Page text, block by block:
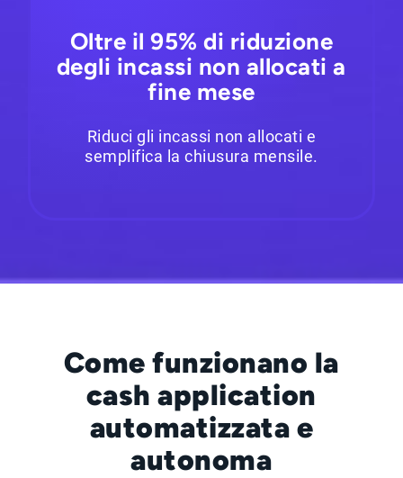
Oltre il 95% di riduzione
degli incassi non allocati a
fine mese
Riduci gli incassi non allocati e
semplifica la chiusura mensile.
Come funzionano la
cash application
automatizzata e
autonoma